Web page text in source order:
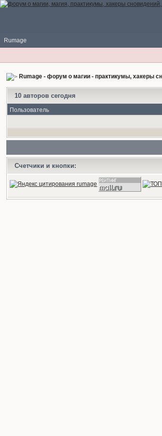
Rumage
Rumage - форум о магии - практикумы, хакеры
10 авторов сегодня
Пользователь
Счетчики и кнопки: